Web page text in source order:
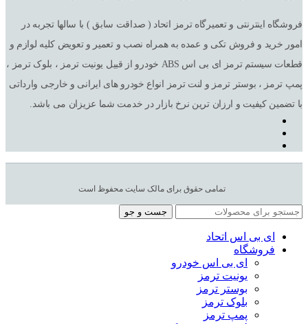
فروشگاه اینترنتی و تعمیرگاه ترمز اتحاد ( صداقت سابق ) با سالها تجربه در
امور خرید و فروش تکی و عمده به همراه نصب و تعمیر و تعویض کلیه لوازم و
قطعات سیستم ترمز ای بی اس ABS خودرو از قبیل یونیت ترمز ، بلوک ترمز ،
پمپ ترمز ، بوستر ترمز و لنت ترمز انواع خودرو های ایرانی و خارجی وارداتی
با تضمین کیفیت و ارزان ترین نرخ بازار در خدمت شما عزیزان می باشد.
تمامی حقوق برای مالک سایت محفوظ است
جست و جو
ای بی اس اتحاد
فروشگاه
ای بی اس خودرو
یونیت ترمز
بوستر ترمز
بلوک ترمز
پمپ ترمز